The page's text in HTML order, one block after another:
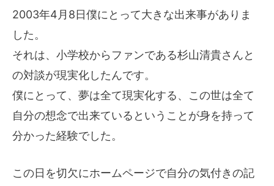
2003年4月8日僕にとって大きな出来事がありま
した。
それは、小学校からファンである杉山清貴さんと
の対談が現実化したんです。
僕にとって、夢は全て現実化する、この世は全て
自分の想念で出来ているということが身を持って
分かった経験でした。
この日を切欠にホームページで自分の気付きの記